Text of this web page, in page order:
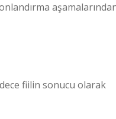
fiilin sonucu olarak